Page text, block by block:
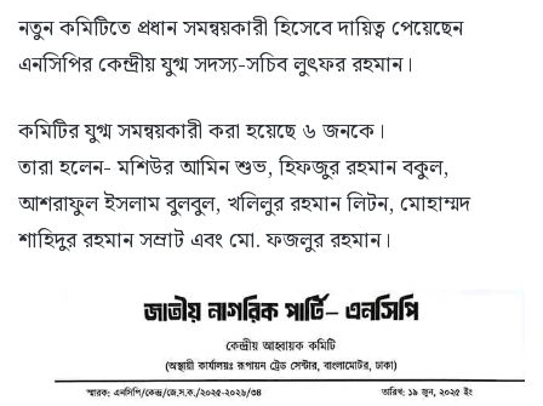
নতুন কমিটিতে প্রধান সমন্বয়কারী হিসেবে দায়িত্ব পেয়েছেন
এনসিপির কেন্দ্রীয় যুগ্ম সদস্য-সচিব লুৎফর রহমান।
কমিটির যুগ্ম সমন্বয়কারী করা হয়েছে ৬ জনকে।
তারা হলেন- মশিউর আমিন শুভ, হিফজুর রহমান বকুল,
আশরাফুল ইসলাম বুলবুল, খলিলুর রহমান লিটন, মোহাম্মদ
শাহিদুর রহমান সম্রাট এবং মো. ফজলুর রহমান।